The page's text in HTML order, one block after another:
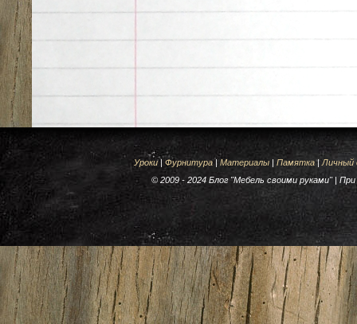
Уроки| Фурнитура| Материалы| Памятка| Личный
© 2009 - 2024 Блог "Мебель своими руками" |